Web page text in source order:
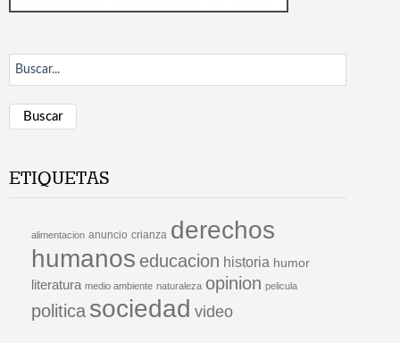
Buscar
ETIQUETAS
alimentacion anuncio crianza derechos
humanos educacion historia humor
literatura medio ambiente naturaleza opinion pelicula
politica sociedad video